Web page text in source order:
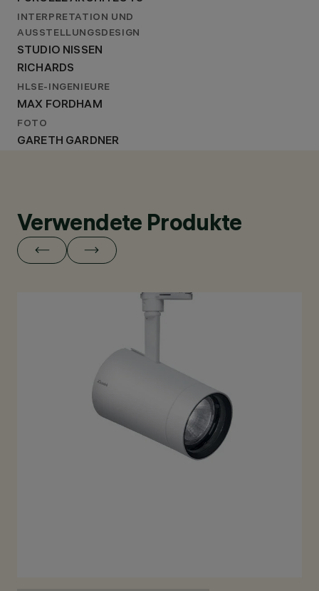
INTERPRETATION UND
AUSSTELLUNGSDESIGN
STUDIO NISSEN
RICHARDS
HLSE-INGENIEURE
MAX FORDHAM
FOTO
GARETH GARDNER
Verwendete Produkte